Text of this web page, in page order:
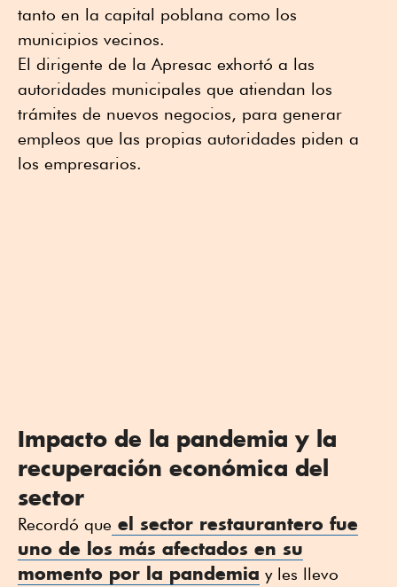
tanto en la capital poblana como los
municipios vecinos.
El dirigente de la Apresac exhortó a las
autoridades municipales que atiendan los
trámites de nuevos negocios, para generar
empleos que las propias autoridades piden a
los empresarios.
Impacto de la pandemia y la
recuperación económica del
sector
Recordó que el sector restaurantero fue
uno de los más afectados en su
momento por la pandemia y les llevo